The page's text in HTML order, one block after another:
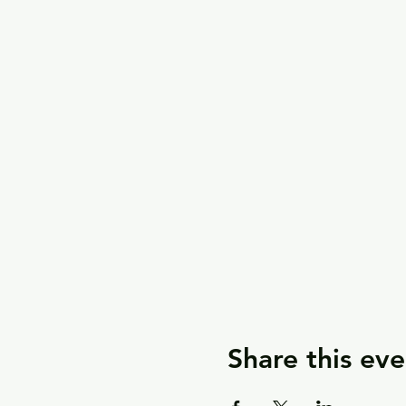
Share this